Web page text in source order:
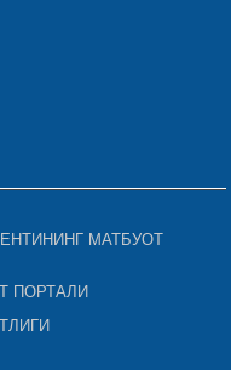
МАТБУОТ
ПОРТАЛИ